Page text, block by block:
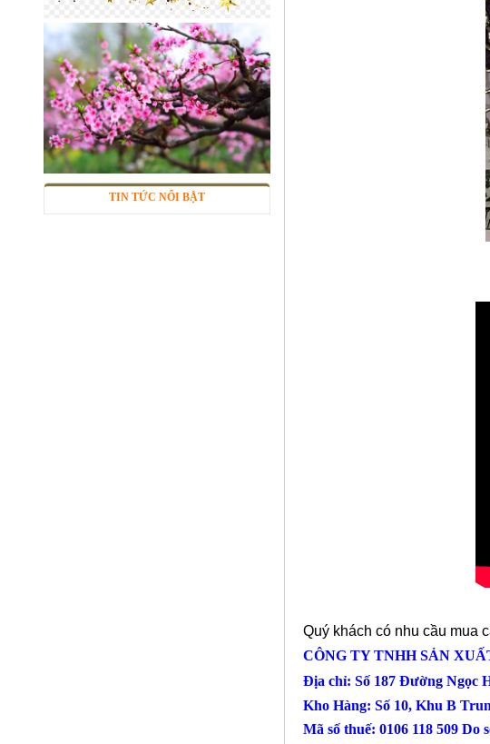
Lưới inox 304
Mã SP: LIox304data12
Call
TIN TỨC NỔI BẬT
Quý khách có nhu cầu mua
CÔNG TY TNHH SẢN
Địa chỉ: Số 187 Đường Ngọc
Kho Hàng: Số 10, Khu B
Mã số thuế: 0106 118 509